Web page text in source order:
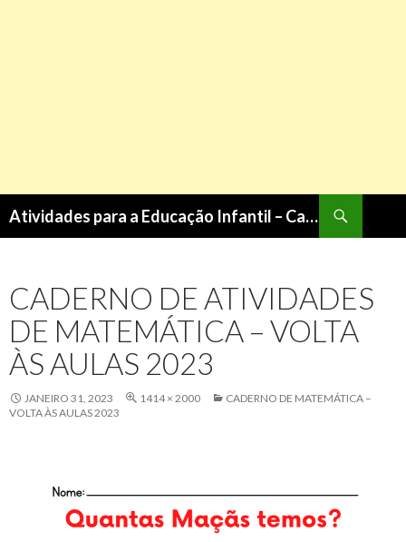
Atividades para a Educação Infantil – Cantinho do Saber
CONTEÚDO
CADERNO DE ATIVIDADES
DE MATEMÁTICA – VOLTA
ÀS AULAS 2023
JANEIRO 31, 2023 1414 × 2000
CADERNO DE MATEMÁTICA –
VOLTA ÀS AULAS 2023